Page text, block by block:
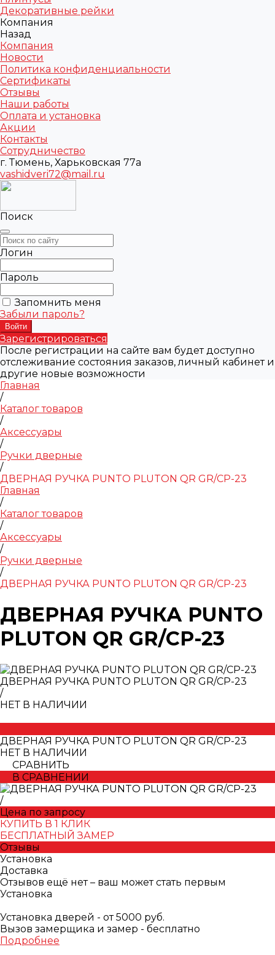
Декоративные рейки
Компания
Назад
Компания
Новости
Политика конфиденциальности
Сертификаты
Отзывы
Наши работы
Оплата и установка
Акции
Контакты
Сотрудничество
г. Тюмень, Харьковская 77а
vashidveri72@mail.ru
Поиск
Логин
Пароль
Запомнить меня
Забыли пароль?
Зарегистрироваться
После регистрации на сайте вам будет доступно
отслеживание состояния заказов, личный кабинет и
другие новые возможности
Главная
/
Каталог товаров
/
Аксессуары
/
Ручки дверные
/
ДВЕРНАЯ РУЧКА PUNTO PLUTON QR GR/CP-23
Главная
/
Каталог товаров
/
Аксессуары
/
Ручки дверные
/
ДВЕРНАЯ РУЧКА PUNTO PLUTON QR GR/CP-23
ДВЕРНАЯ РУЧКА PUNTO
PLUTON QR GR/CP-23
ДВЕРНАЯ РУЧКА PUNTO PLUTON QR GR/CP-23
/
НЕТ В НАЛИЧИИ
ДВЕРНАЯ РУЧКА PUNTO PLUTON QR GR/CP-23
НЕТ В НАЛИЧИИ
СРАВНИТЬ
В СРАВНЕНИИ
/
Цена по запросу
КУПИТЬ В 1 КЛИК
БЕСПЛАТНЫЙ ЗАМЕР
Отзывы
Установка
Доставка
Отзывов ещё нет – ваш может стать первым
Установка
Установка дверей - от 5000 руб.
Вызов замерщика и замер - бесплатно
Подробнее